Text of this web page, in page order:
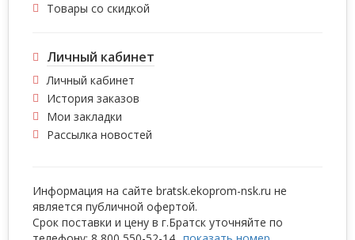
Товары со скидкой
Личный кабинет
Личный кабинет
История заказов
Мои закладки
Рассылка новостей
Информация на сайте bratsk.ekoprom-nsk.ru не
является публичной офертой.
Срок поставки и цену в г.Братск уточняйте по